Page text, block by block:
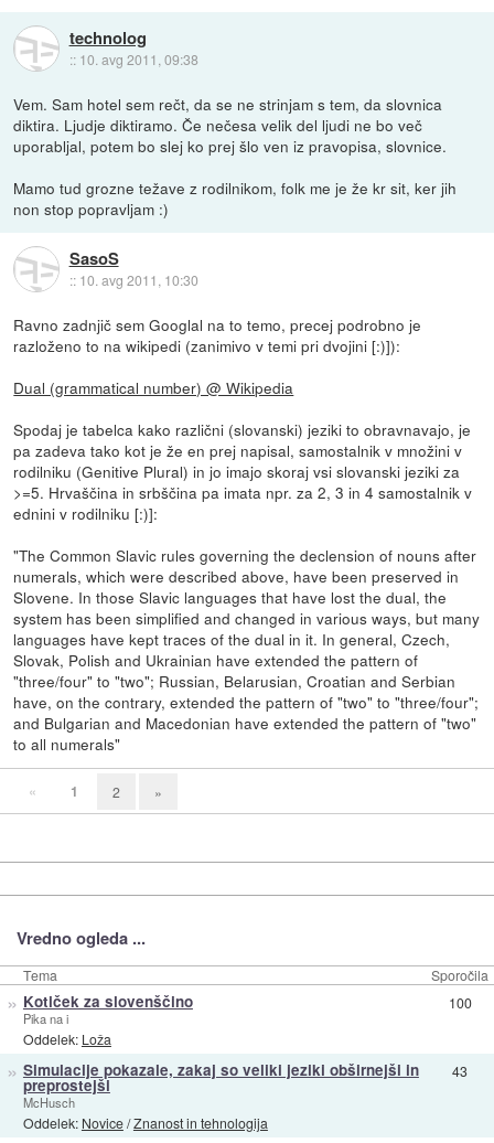
technolog
:: 10. avg 2011, 09:38
Vem. Sam hotel sem rečt, da se ne strinjam s tem, da slovnica
diktira. Ljudje diktiramo. Če nečesa velik del ljudi ne bo več
uporabljal, potem bo slej ko prej šlo ven iz pravopisa, slovnice.
Mamo tud grozne težave z rodilnikom, folk me je že kr sit, ker jih
non stop popravljam :)
SasoS
:: 10. avg 2011, 10:30
Ravno zadnjič sem Googlal na to temo, precej podrobno je
razloženo to na wikipedi (zanimivo v temi pri dvojini [:)]):
Dual (grammatical number) @ Wikipedia
Spodaj je tabelca kako različni (slovanski) jeziki to obravnavajo, je
pa zadeva tako kot je že en prej napisal, samostalnik v množini v
rodilniku (Genitive Plural) in jo imajo skoraj vsi slovanski jeziki za
>=5. Hrvaščina in srbščina pa imata npr. za 2, 3 in 4 samostalnik v
ednini v rodilniku [:)]:
"The Common Slavic rules governing the declension of nouns after
numerals, which were described above, have been preserved in
Slovene. In those Slavic languages that have lost the dual, the
system has been simplified and changed in various ways, but many
languages have kept traces of the dual in it. In general, Czech,
Slovak, Polish and Ukrainian have extended the pattern of
"three/four" to "two"; Russian, Belarusian, Croatian and Serbian
have, on the contrary, extended the pattern of "two" to "three/four";
and Bulgarian and Macedonian have extended the pattern of "two"
to all numerals"
« 1 2 »
Vredno ogleda ...
Tema Sporočila
» Kotiček za slovenščino
Pika na i
Oddelek: Loža
100
» Simulacije pokazale, zakaj so veliki jeziki obširnejši in
preprostejši
McHusch
Oddelek: Novice/Znanost in tehnologija
43